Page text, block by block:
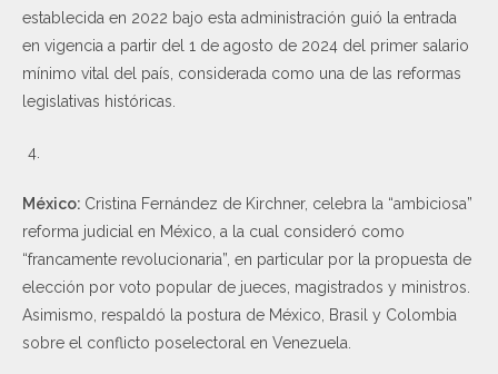
establecida en 2022 bajo esta administración guió la entrada
en vigencia a partir del 1 de agosto de 2024 del primer salario
mínimo vital del país, considerada como una de las reformas
legislativas históricas.
México: Cristina Fernández de Kirchner, celebra la “ambiciosa”
reforma judicial en México, a la cual consideró como
“francamente revolucionaria”, en particular por la propuesta de
elección por voto popular de jueces, magistrados y ministros.
Asimismo, respaldó la postura de México, Brasil y Colombia
sobre el conflicto poselectoral en Venezuela.